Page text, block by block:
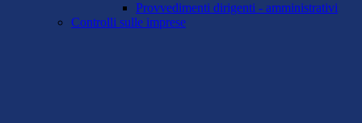
Provvedimenti dirigenti - amministrativi
Controlli sulle imprese